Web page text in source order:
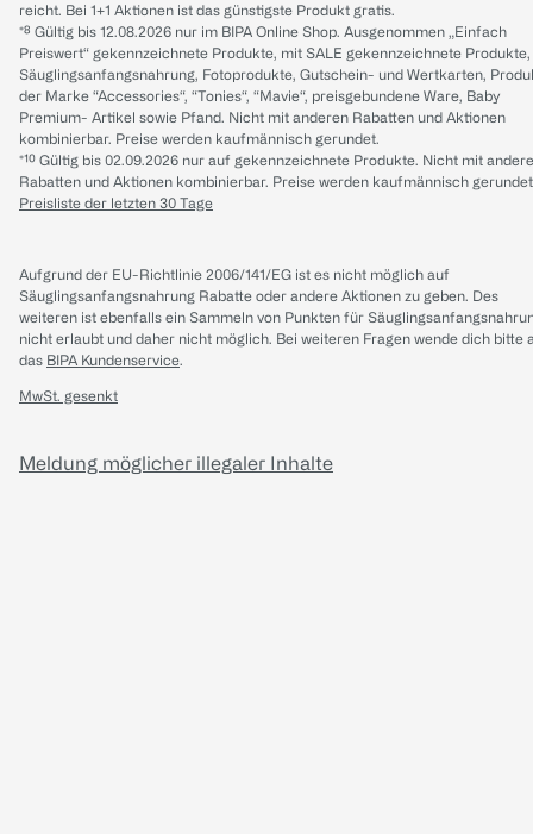
reicht. Bei 1+1 Aktionen ist das günstigste Produkt gratis.
*⁸ Gültig bis 12.08.2026 nur im BIPA Online Shop. Ausgenommen „Einfach
Preiswert“ gekennzeichnete Produkte, mit SALE gekennzeichnete Produkte,
Säuglingsanfangsnahrung, Fotoprodukte, Gutschein- und Wertkarten,
der Marke “Accessories“, “Tonies“, “Mavie“, preisgebundene Ware, Baby
Premium- Artikel sowie Pfand. Nicht mit anderen Rabatten und Aktionen
kombinierbar. Preise werden kaufmännisch gerundet.
*¹⁰ Gültig bis 02.09.2026 nur auf gekennzeichnete Produkte. Nicht mit
Rabatten und Aktionen kombinierbar. Preise werden kaufmännisch
Preisliste der letzten 30 Tage
Aufgrund der EU-Richtlinie 2006/141/EG ist es nicht möglich auf
Säuglingsanfangsnahrung Rabatte oder andere Aktionen zu geben. Des
weiteren ist ebenfalls ein Sammeln von Punkten für
nicht erlaubt und daher nicht möglich. Bei weiteren Fragen wende dich bitte
das BIPA Kundenservice.
MwSt. gesenkt
Meldung möglicher illegaler Inhalte